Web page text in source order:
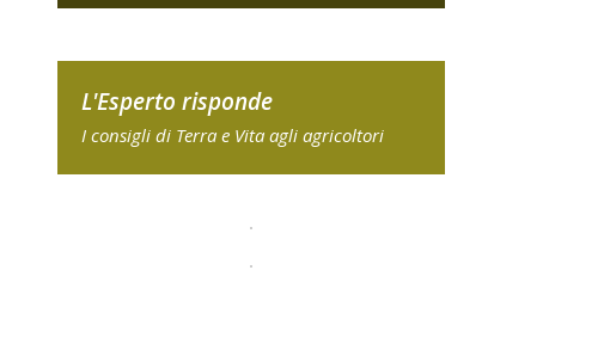
L'Esperto risponde
I consigli di Terra e Vita agli agricoltori